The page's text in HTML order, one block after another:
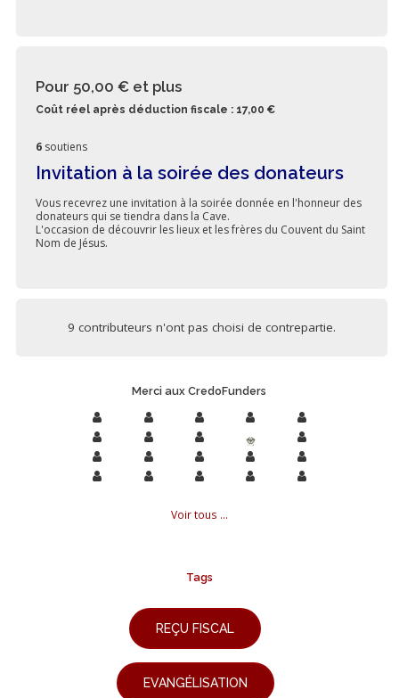
Pour 50,00 € et plus
Coût réel après déduction fiscale : 17,00 €
6 soutiens
Invitation à la soirée des donateurs
Vous recevrez une invitation à la soirée donnée en l'honneur des
donateurs qui se tiendra dans la Cave.
L'occasion de découvrir les lieux et les frères du Couvent du Saint
Nom de Jésus.
9 contributeurs n'ont pas choisi de contrepartie.
Merci aux CredoFunders
Voir tous ...
Tags
REÇU FISCAL
EVANGÉLISATION